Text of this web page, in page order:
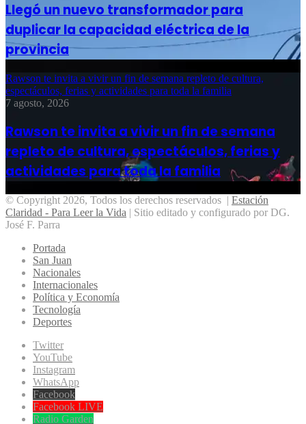
Llegó un nuevo transformador para
duplicar la capacidad eléctrica de la
provincia
Rawson te invita a vivir un fin de semana repleto de cultura,
espectáculos, ferias y actividades para toda la familia
7 agosto, 2026
Rawson te invita a vivir un fin de semana
repleto de cultura, espectáculos, ferias y
actividades para toda la familia
© Copyright 2026, Todos los derechos reservados | Estación
Claridad - Para Leer la Vida | Sitio editado y configurado por DG.
José F. Parra
Portada
San Juan
Nacionales
Internacionales
Política y Economía
Tecnología
Deportes
Twitter
YouTube
Instagram
WhatsApp
Facebook
Facebook LIVE
Radio Garden